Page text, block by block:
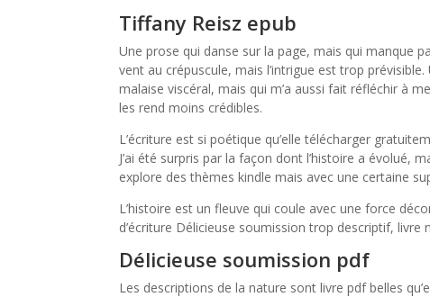
Tiffany Reisz epub
Une prose qui danse sur la page, mais qui manque
vent au crépuscule, mais l’intrigue est trop
malaise viscéral, mais qui m’a aussi fait réfléchir à
les rend moins crédibles.
L’écriture est si poétique qu’elle télécharger
J’ai été surpris par la façon dont l’histoire a évolué,
explore des thèmes kindle mais avec une certaine
L’histoire est un fleuve qui coule avec une force
d’écriture Délicieuse soumission trop descriptif,
Délicieuse soumission pdf
Les descriptions de la nature sont livre pdf belles